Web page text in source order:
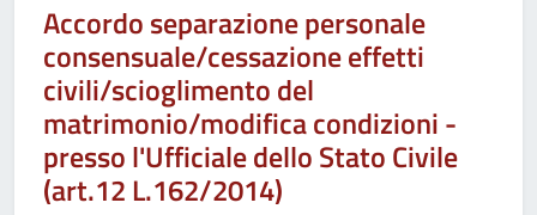
Accordo separazione personale
consensuale/cessazione effetti
civili/scioglimento del
matrimonio/modifica condizioni -
presso l'Ufficiale dello Stato Civile
(art.12 L.162/2014)